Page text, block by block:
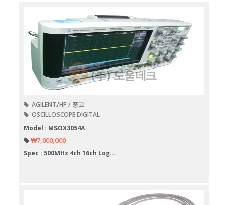
AGILENT/HP / 중고
OSCILLOSCOPE DIGITAL
Model : MSOX3054A
₩7,000,000
Spec : 500MHz 4ch 16ch Log...